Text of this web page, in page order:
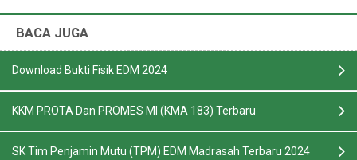
BACA JUGA
Download Bukti Fisik EDM 2024
KKM PROTA Dan PROMES MI (KMA 183) Terbaru
SK Tim Penjamin Mutu (TPM) EDM Madrasah Terbaru 2024